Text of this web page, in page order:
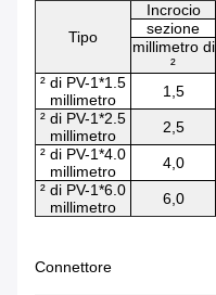
Tipo
Incrocio
sezione
millimetro di
²
² di PV-1*1.5
millimetro
1,5
² di PV-1*2.5
millimetro
2,5
² di PV-1*4.0
millimetro
4,0
² di PV-1*6.0
millimetro
6,0
Connettore